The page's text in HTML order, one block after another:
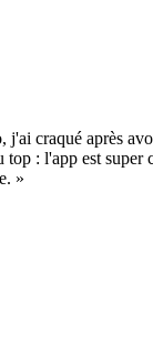
j'ai craqué après
top : l'app est super
»